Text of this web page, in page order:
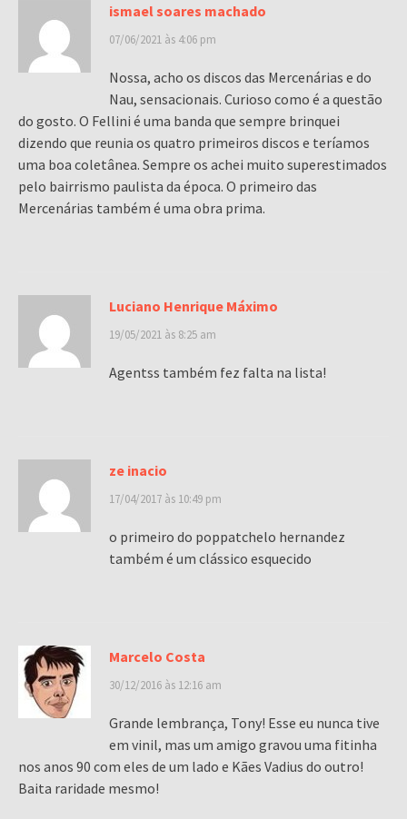
ismael soares machado
07/06/2021 às 4:06 pm
Nossa, acho os discos das Mercenárias e do
Nau, sensacionais. Curioso como é a questão
do gosto. O Fellini é uma banda que sempre brinquei
dizendo que reunia os quatro primeiros discos e teríamos
uma boa coletânea. Sempre os achei muito superestimados
pelo bairrismo paulista da época. O primeiro das
Mercenárias também é uma obra prima.
Luciano Henrique Máximo
19/05/2021 às 8:25 am
Agentss também fez falta na lista!
ze inacio
17/04/2017 às 10:49 pm
o primeiro do poppatchelo hernandez
também é um clássico esquecido
Marcelo Costa
30/12/2016 às 12:16 am
Grande lembrança, Tony! Esse eu nunca tive
em vinil, mas um amigo gravou uma fitinha
nos anos 90 com eles de um lado e Kães Vadius do outro!
Baita raridade mesmo!